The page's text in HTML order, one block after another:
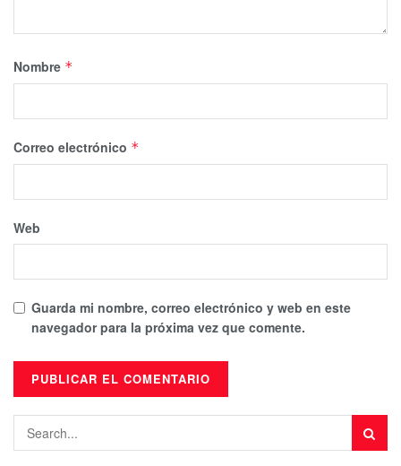
Nombre *
Correo electrónico *
Web
Guarda mi nombre, correo electrónico y web en este
navegador para la próxima vez que comente.